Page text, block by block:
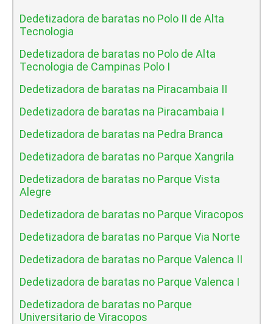
Dedetizadora de baratas no Polo II de Alta
Tecnologia
Dedetizadora de baratas no Polo de Alta
Tecnologia de Campinas Polo I
Dedetizadora de baratas na Piracambaia II
Dedetizadora de baratas na Piracambaia I
Dedetizadora de baratas na Pedra Branca
Dedetizadora de baratas no Parque Xangrila
Dedetizadora de baratas no Parque Vista
Alegre
Dedetizadora de baratas no Parque Viracopos
Dedetizadora de baratas no Parque Via Norte
Dedetizadora de baratas no Parque Valenca II
Dedetizadora de baratas no Parque Valenca I
Dedetizadora de baratas no Parque
Universitario de Viracopos